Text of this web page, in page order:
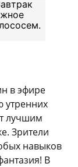
в эфире
утренних
лучшим
Зрители
навыков
В